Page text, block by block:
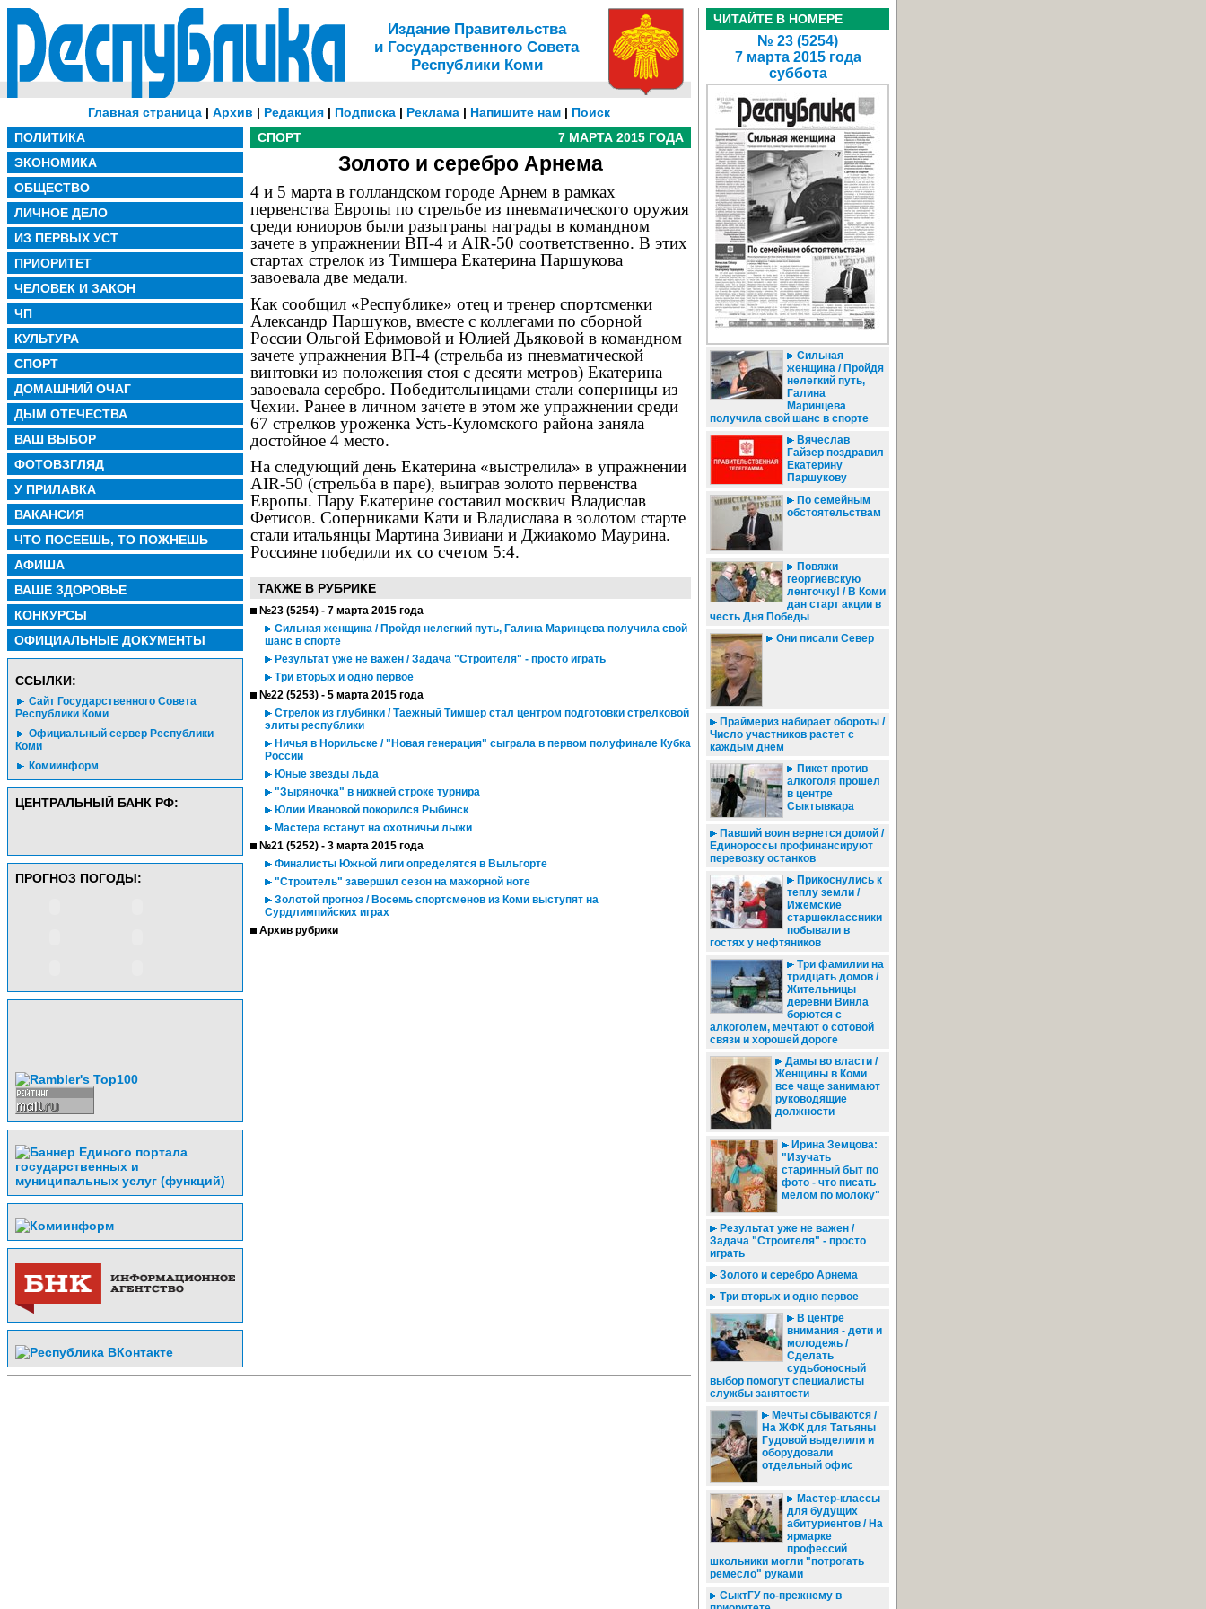
Издание Правительства
и Государственного Совета
Республики Коми
Главная страница | Архив | Редакция | Подписка | Реклама | Напишите нам | Поиск
ПОЛИТИКА
ЭКОНОМИКА
ОБЩЕСТВО
ЛИЧНОЕ ДЕЛО
ИЗ ПЕРВЫХ УСТ
ПРИОРИТЕТ
ЧЕЛОВЕК И ЗАКОН
ЧП
КУЛЬТУРА
СПОРТ
ДОМАШНИЙ ОЧАГ
ДЫМ ОТЕЧЕСТВА
ВАШ ВЫБОР
ФОТОВЗГЛЯД
У ПРИЛАВКА
ВАКАНСИЯ
ЧТО ПОСЕЕШЬ, ТО ПОЖНЕШЬ
АФИША
ВАШЕ ЗДОРОВЬЕ
КОНКУРСЫ
ОФИЦИАЛЬНЫЕ ДОКУМЕНТЫ
CСЫЛКИ:
Сайт Государственного Совета
Республики Коми
Официальный сервер Республики
Коми
Комиинформ
ЦЕНТРАЛЬНЫЙ БАНК РФ:
ПРОГНОЗ ПОГОДЫ:
СПОРТ 7 МАРТА 2015 ГОДА
Золото и серебро Арнема
4 и 5 марта в голландском городе Арнем в рамках
первенства Европы по стрельбе из пневматического оружия
среди юниоров были разыграны награды в командном
зачете в упражнении ВП-4 и AIR-50 соответственно. В этих
стартах стрелок из Тимшера Екатерина Паршукова
завоевала две медали.
Как сообщил «Республике» отец и тренер спортсменки
Александр Паршуков, вместе с коллегами по сборной
России Ольгой Ефимовой и Юлией Дьяковой в командном
зачете упражнения ВП-4 (стрельба из пневматической
винтовки из положения стоя с десяти метров) Екатерина
завоевала серебро. Победительницами стали соперницы из
Чехии. Ранее в личном зачете в этом же упражнении среди
67 стрелков уроженка Усть-Куломского района заняла
достойное 4 место.
На следующий день Екатерина «выстрелила» в упражнении
AIR-50 (стрельба в паре), выиграв золото первенства
Европы. Пару Екатерине составил москвич Владислав
Фетисов. Соперниками Кати и Владислава в золотом старте
стали итальянцы Мартина Зивиани и Джиакомо Маурина.
Россияне победили их со счетом 5:4.
ТАКЖЕ В РУБРИКЕ
№23 (5254) - 7 марта 2015 года
Сильная женщина / Пройдя нелегкий путь, Галина Маринцева получила свой
шанс в спорте
Результат уже не важен / Задача "Строителя" - просто играть
Три вторых и одно первое
№22 (5253) - 5 марта 2015 года
Стрелок из глубинки / Таежный Тимшер стал центром подготовки стрелковой
элиты республики
Ничья в Норильске / "Новая генерация" сыграла в первом полуфинале Кубка
России
Юные звезды льда
"Зыряночка" в нижней строке турнира
Юлии Ивановой покорился Рыбинск
Мастера встанут на охотничьи лыжи
№21 (5252) - 3 марта 2015 года
Финалисты Южной лиги определятся в Выльгорте
"Строитель" завершил сезон на мажорной ноте
Золотой прогноз / Восемь спортсменов из Коми выступят на
Сурдлимпийских играх
Архив рубрики
ЧИТАЙТЕ В НОМЕРЕ
№ 23 (5254)
7 марта 2015 года
суббота
Сильная
женщина / Пройдя
нелегкий путь,
Галина
Маринцева
получила свой шанс в спорте
Вячеслав
Гайзер поздравил
Екатерину
Паршукову
По семейным
обстоятельствам
Повяжи
георгиевскую
ленточку! / В Коми
дан старт акции в
честь Дня Победы
Они писали Север
Праймериз набирает обороты /
Число участников растет с
каждым днем
Пикет против
алкоголя прошел
в центре
Сыктывкара
Павший воин вернется домой /
Единороссы профинансируют
перевозку останков
Прикоснулись к
теплу земли /
Ижемские
старшеклассники
побывали в
гостях у нефтяников
Три фамилии на
тридцать домов /
Жительницы
деревни Винла
борются с
алкоголем, мечтают о сотовой
связи и хорошей дороге
Дамы во власти /
Женщины в Коми
все чаще занимают
руководящие
должности
Ирина Земцова:
"Изучать
старинный быт по
фото - что писать
мелом по молоку"
Результат уже не важен /
Задача "Строителя" - просто
играть
Золото и серебро Арнема
Три вторых и одно первое
В центре
внимания - дети и
молодежь /
Сделать
судьбоносный
выбор помогут специалисты
службы занятости
Мечты сбываются /
На ЖФК для Татьяны
Гудовой выделили и
оборудовали
отдельный офис
Мастер-классы
для будущих
абитуриентов / На
ярмарке
профессий
школьники могли "потрогать
ремесло" руками
СыктГУ по-прежнему в